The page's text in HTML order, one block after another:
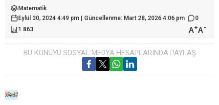
Matematik
Eylül 30, 2024 4:49 pm | Güncellenme: Mart 28, 2026 4:06 pm
0
1.863
A+A-
BU KONUYU SOSYAL MEDYA HESAPLARINDA PAYLAŞ